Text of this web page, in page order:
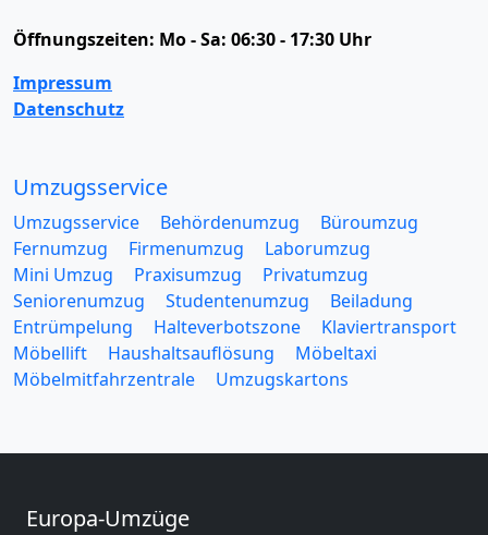
Öffnungszeiten: Mo - Sa: 06:30 - 17:30 Uhr
Impressum
Datenschutz
Umzugsservice
Umzugsservice Behördenumzug
Büroumzug
Fernumzug
Firmenumzug
Laborumzug
Mini Umzug
Praxisumzug
Privatumzug
Seniorenumzug
Studentenumzug
Beiladung
Entrümpelung
Halteverbotszone
Klaviertransport
Möbellift
Haushaltsauflösung
Möbeltaxi
Möbelmitfahrzentrale
Umzugskartons
Europa-Umzüge